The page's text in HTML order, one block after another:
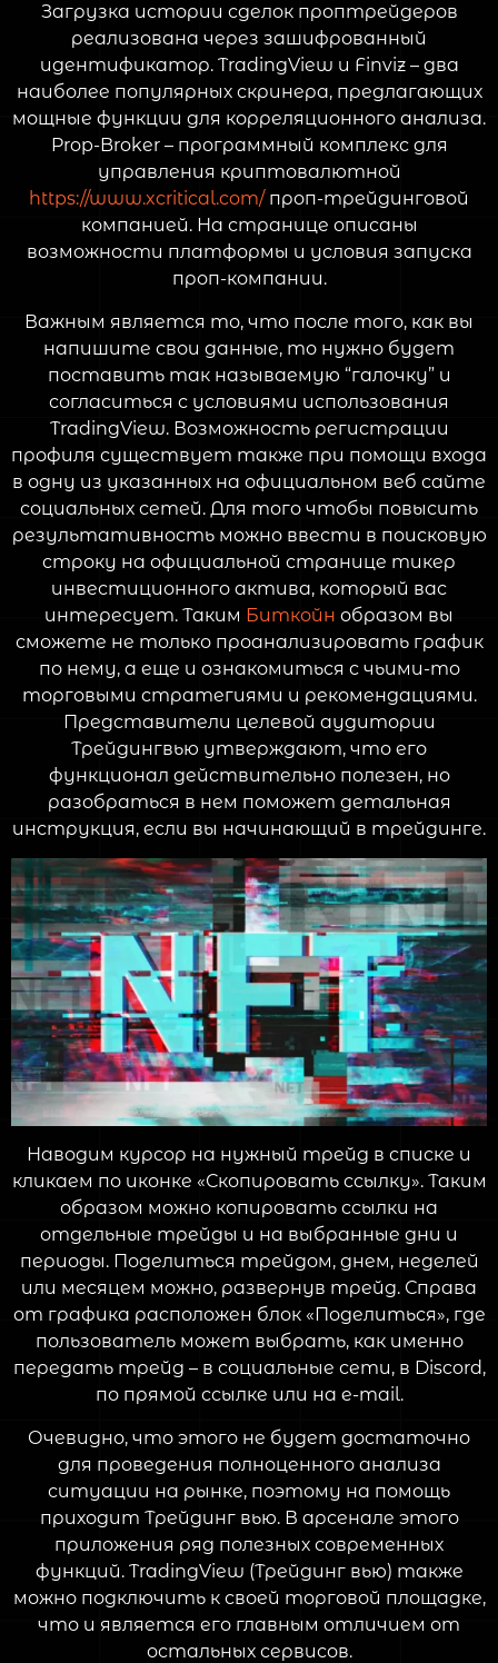
Загрузка истории сделок проптрейдеров
реализована через зашифрованный
идентификатор. TradingView и Finviz – два
наиболее популярных скринера, предлагающих
мощные функции для корреляционного анализа.
Prop-Broker – программный комплекс для
управления криптовалютной
https://www.xcritical.com/проп-трейдинговой
компанией. На странице описаны
возможности платформы и условия запуска
проп-компании.
Важным является то, что после того, как вы
напишите свои данные, то нужно будет
поставить так называемую “галочку” и
согласиться с условиями использования
TradingView. Возможность регистрации
профиля существует также при помощи входа
в одну из указанных на официальном веб сайте
социальных сетей. Для того чтобы повысить
результативность можно ввести в поисковую
строку на официальной странице тикер
инвестиционного актива, который вас
интересует. Таким Биткойн образом вы
сможете не только проанализировать график
по нему, а еще и ознакомиться с чьими-то
торговыми стратегиями и рекомендациями.
Представители целевой аудитории
Трейдингвью утверждают, что его
функционал действительно полезен, но
разобраться в нем поможет детальная
инструкция, если вы начинающий в трейдинге.
Наводим курсор на нужный трейд в списке и
кликаем по иконке «Скопировать ссылку». Таким
образом можно копировать ссылки на
отдельные трейды и на выбранные дни и
периоды. Поделиться трейдом, днем, неделей
или месяцем можно, развернув трейд. Справа
от графика расположен блок «Поделиться», где
пользователь может выбрать, как именно
передать трейд – в социальные сети, в Discord,
по прямой ссылке или на e-mail.
Очевидно, что этого не будет достаточно
для проведения полноценного анализа
ситуации на рынке, поэтому на помощь
приходит Трейдинг вью. В арсенале этого
приложения ряд полезных современных
функций. TradingView (Трейдинг вью) также
можно подключить к своей торговой площадке,
что и является его главным отличием от
остальных сервисов.